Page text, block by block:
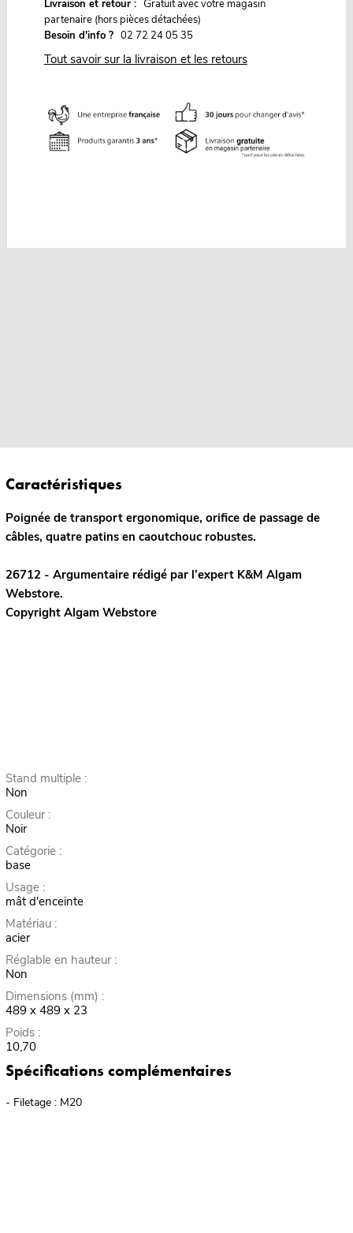
Livraison et retour : Gratuit avec votre magasin
partenaire (hors pièces détachées)
Besoin d'info ? 02 72 24 05 35
Tout savoir sur la livraison et les retours
Caractéristiques
Poignée de transport ergonomique, orifice de passage de
câbles, quatre patins en caoutchouc robustes.
26712 - Argumentaire rédigé par l’expert K&M Algam
Webstore.
Copyright Algam Webstore
Stand multiple :
Non
Couleur :
Noir
Catégorie :
base
Usage :
mât d'enceinte
Matériau :
acier
Réglable en hauteur :
Non
Dimensions (mm) :
489 x 489 x 23
Poids :
10,70
Spécifications complémentaires
- Filetage : M20